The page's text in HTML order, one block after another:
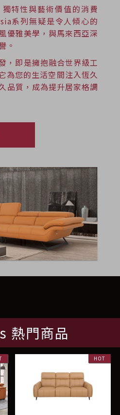
特性與藝術價值的消費
系列無疑是令人傾心的
優雅美學，與馬來西亞深
。
即是擁抱融合世界級工
您的生活空間注入恆久
品質，成為提升居家格調
熱門商品